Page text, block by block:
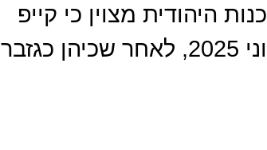
היהודית מצוין כי קייפ
מונה ליו״ר הדירקטוריון של JFC-UIA ביוני 2025, לאחר שכיהן כגזבר